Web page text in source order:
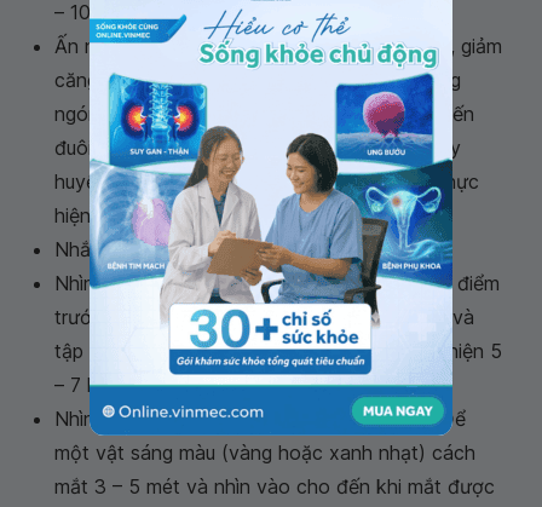
– 10 vòng.
Ấn nhẹ vàothái dương: Giúp lưu thông máu, giảm
căng thẳng, mệt mỏi, mắt linh hoạt hơn. Dùng
ngón giữa và ngón áp út vuốt từ khóe mắt đến
đuôi mắt, , thực hiện 5 lần; tiếp tục ấn và day
huyệt thái dương nhẹ nhàng trong 10 giây, thực
hiện 3 – 5 lần.
Nhắm chặt mắt và thư giãn.
Nhìn gần rồi nhìn xa: Tập trung nhìn vào một điểm
trước mắt trong vài giây sau đó nhìn xa hơn và
tập trung vào một điểm trong vài giây, thực hiện 5
– 7 lần.
Nhìn vào vật sáng màu: Giúp mắt thư giãn. Để
một vật sáng màu (vàng hoặc xanh nhạt) cách
mắt 3 – 5 mét và nhìn vào cho đến khi mắt được